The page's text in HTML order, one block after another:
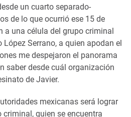
un cuarto separado-
de lo que ocurrió ese 15 de
a una célula del grupo criminal
Serrano, a quien apodan el
me despejaron el panorama
saber desde cuál organización
de Javier.
mexicanas será lograr
criminal, quien se encuentra